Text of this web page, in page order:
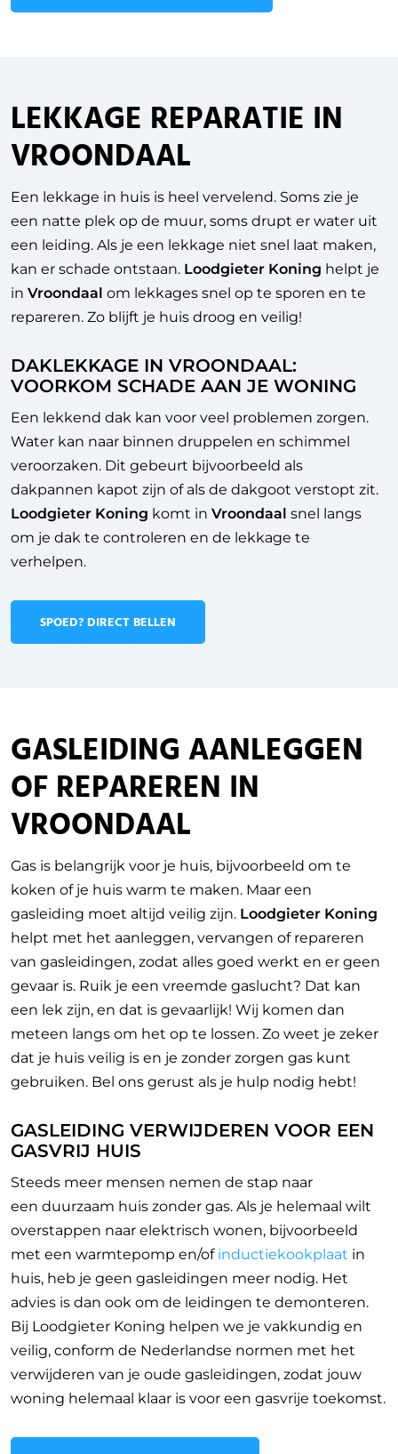
LEKKAGE REPARATIE IN
VROONDAAL
Een lekkage in huis is heel vervelend. Soms zie je
een natte plek op de muur, soms drupt er water uit
een leiding. Als je een lekkage niet snel laat maken,
kan er schade ontstaan. Loodgieter Koning helpt je
in Vroondaal om lekkages snel op te sporen en te
repareren. Zo blijft je huis droog en veilig!
DAKLEKKAGE IN VROONDAAL:
VOORKOM SCHADE AAN JE WONING
Een lekkend dak kan voor veel problemen zorgen.
Water kan naar binnen druppelen en schimmel
veroorzaken. Dit gebeurt bijvoorbeeld als
dakpannen kapot zijn of als de dakgoot verstopt zit.
Loodgieter Koning komt in Vroondaal snel langs
om je dak te controleren en de lekkage te
verhelpen.
SPOED? DIRECT BELLEN
GASLEIDING AANLEGGEN
OF REPAREREN IN
VROONDAAL
Gas is belangrijk voor je huis, bijvoorbeeld om te
koken of je huis warm te maken. Maar een
gasleiding moet altijd veilig zijn. Loodgieter Koning
helpt met het aanleggen, vervangen of repareren
van gasleidingen, zodat alles goed werkt en er geen
gevaar is. Ruik je een vreemde gaslucht? Dat kan
een lek zijn, en dat is gevaarlijk! Wij komen dan
meteen langs om het op te lossen. Zo weet je zeker
dat je huis veilig is en je zonder zorgen gas kunt
gebruiken. Bel ons gerust als je hulp nodig hebt!
GASLEIDING VERWIJDEREN VOOR EEN
GASVRIJ HUIS
Steeds meer mensen nemen de stap naar
een duurzaam huis zonder gas. Als je helemaal wilt
overstappen naar elektrisch wonen, bijvoorbeeld
met een warmtepomp en/of inductiekookplaat in
huis, heb je geen gasleidingen meer nodig. Het
advies is dan ook om de leidingen te demonteren.
Bij Loodgieter Koning helpen we je vakkundig en
veilig, conform de Nederlandse normen met het
verwijderen van je oude gasleidingen, zodat jouw
woning helemaal klaar is voor een gasvrije toekomst.